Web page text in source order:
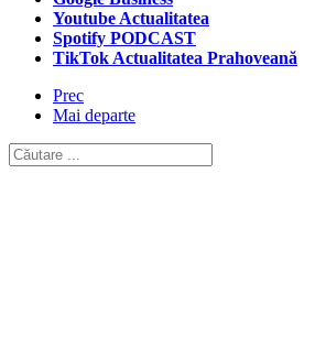
Youtube Actualitatea
Spotify PODCAST
TikTok Actualitatea Prahoveană
Prec
Mai departe